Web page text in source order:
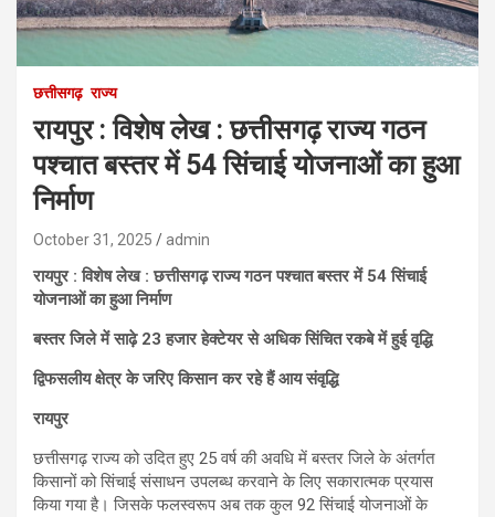
छत्तीसगढ़ राज्य
रायपुर : विशेष लेख : छत्तीसगढ़ राज्य गठन
पश्चात बस्तर में 54 सिंचाई योजनाओं का हुआ
निर्माण
October 31, 2025 admin
रायपुर : विशेष लेख : छत्तीसगढ़ राज्य गठन पश्चात बस्तर में 54 सिंचाई
योजनाओं का हुआ निर्माण
बस्तर जिले में साढ़े 23 हजार हेक्टेयर से अधिक सिंचित रकबे में हुई वृद्धि
द्विफसलीय क्षेत्र के जरिए किसान कर रहे हैं आय संवृद्धि
रायपुर
छत्तीसगढ़ राज्य को उदित हुए 25 वर्ष की अवधि में बस्तर जिले के अंतर्गत
किसानों को सिंचाई संसाधन उपलब्ध करवाने के लिए सकारात्मक प्रयास
किया गया है। जिसके फलस्वरूप अब तक कुल 92 सिंचाई योजनाओं के